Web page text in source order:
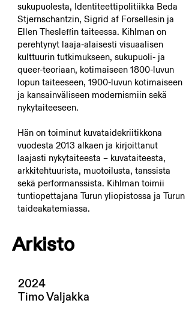
sukupuolesta, Identiteettipolitiikka Beda
Stjernschantzin, Sigrid af Forsellesin ja
Ellen Thesleffin taiteessa. Kihlman on
perehtynyt laaja-alaisesti visuaalisen
kulttuurin tutkimukseen, sukupuoli- ja
queer-teoriaan, kotimaiseen 1800-luvun
lopun taiteeseen, 1900-luvun kotimaiseen
ja kansainväliseen modernismiin sekä
nykytaiteeseen.
Hän on toiminut kuvataidekriitikkona
vuodesta 2013 alkaen ja kirjoittanut
laajasti nykytaiteesta – kuvataiteesta,
arkkitehtuurista, muotoilusta, tanssista
sekä performanssista. Kihlman toimii
tuntiopettajana Turun yliopistossa ja Turun
taideakatemiassa.
Arkisto
2024
Timo Valjakka